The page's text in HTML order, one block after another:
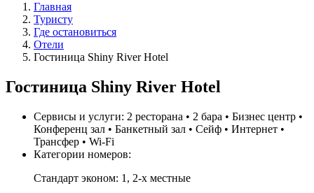
Главная
Туристу
Где остановиться
Отели
Гостиница Shiny River Hotel
Гостиница Shiny River Hotel
Сервисы и услуги: 2 ресторана • 2 бара • Бизнес центр •
Конференц зал • Банкетный зал • Сейф • Интернет •
Трансфер • Wi-Fi
Категории номеров:
Стандарт эконом: 1, 2-х местные